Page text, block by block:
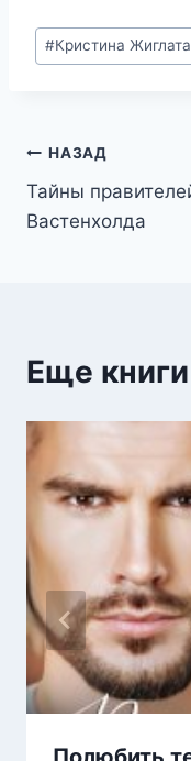
Метки
записи:
#Кристина Жиглата
Навигация
по
НАЗАД
Тайны
Вастенхолда
Еще книги